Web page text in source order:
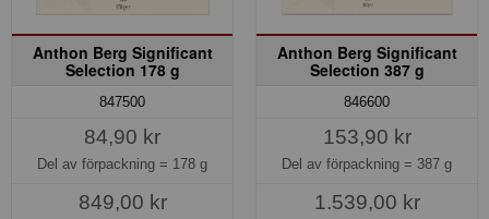
Anthon Berg Significant
Selection 178 g
847500
84,90 kr
Del av förpackning = 178 g
849,00 kr
Anthon Berg Significant
Selection 387 g
846600
153,90 kr
Del av förpackning = 387 g
1.539,00 kr